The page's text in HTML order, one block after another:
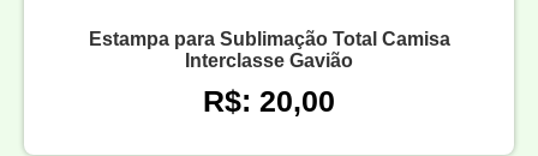
Estampa para Sublimação Total Camisa
Interclasse Gavião
R$: 20,00